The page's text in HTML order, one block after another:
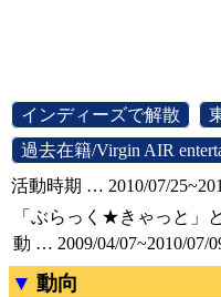
インディーズで解散
過去在籍/Virgin AIR
活動時期 … 2010/07/
「ぶらっく★きゃっと」
動 … 2009/04/07~2010/07/
動向